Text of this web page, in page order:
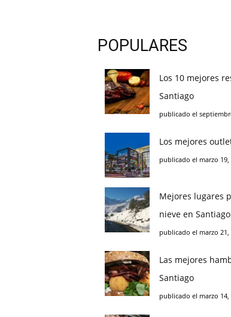
POPULARES
Los 10 mejores
Santiago
publicado el
Los mejores
publicado el marzo 19,
Mejores lugares
nieve en
publicado el marzo 21,
Las mejores
Santiago
publicado el marzo 14,